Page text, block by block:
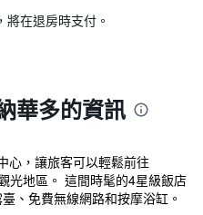
在退房時支付。
華多的資訊
心，讓旅客可以輕鬆前往
光地區。 這間時髦的4星級飯店
、免費無線網路和按摩浴缸。